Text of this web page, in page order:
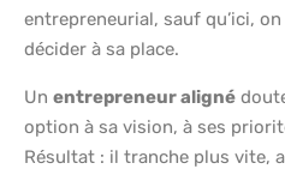
entrepreneurial, sauf qu’ici,
décider à sa place.
Un entrepreneur aligné
option à sa vision, à ses
Résultat : il tranche plus vite,